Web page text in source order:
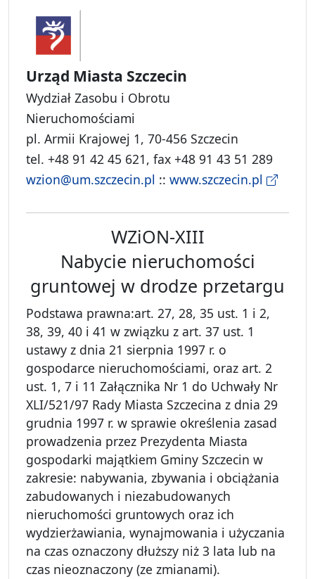
Urząd Miasta Szczecin
Wydział Zasobu i Obrotu
Nieruchomościami
pl. Armii Krajowej 1, 70-456 Szczecin
tel. +48 91 42 45 621, fax +48 91 43 51 289
wzion@um.szczecin.pl :: www.szczecin.pl
WZiON-XIII
Nabycie nieruchomości
gruntowej w drodze przetargu
Podstawa prawna:art. 27, 28, 35 ust. 1 i 2,
38, 39, 40 i 41 w związku z art. 37 ust. 1
ustawy z dnia 21 sierpnia 1997 r. o
gospodarce nieruchomościami, oraz art. 2
ust. 1, 7 i 11 Załącznika Nr 1 do Uchwały Nr
XLI/521/97 Rady Miasta Szczecina z dnia 29
grudnia 1997 r. w sprawie określenia zasad
prowadzenia przez Prezydenta Miasta
gospodarki majątkiem Gminy Szczecin w
zakresie: nabywania, zbywania i obciążania
zabudowanych i niezabudowanych
nieruchomości gruntowych oraz ich
wydzierżawiania, wynajmowania i użyczania
na czas oznaczony dłuższy niż 3 lata lub na
czas nieoznaczony (ze zmianami).